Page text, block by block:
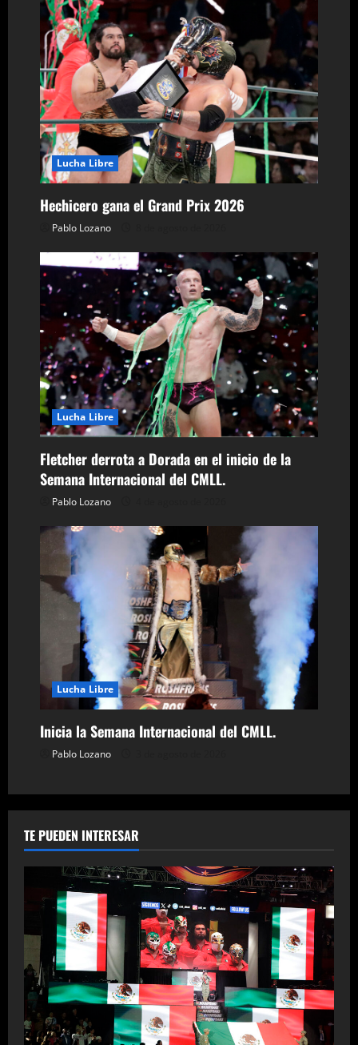
c
i
ó
n
d
e
n
t
r
a
d
a
s
Lucha Libre
Hechicero gana el Grand Prix 2026
Pablo Lozano
Lucha Libre
Fletcher derrota a Dorada en el inicio de la
Semana Internacional del CMLL.
Pablo Lozano
Lucha Libre
Inicia la Semana Internacional del CMLL.
Pablo Lozano
TE PUEDEN INTERESAR